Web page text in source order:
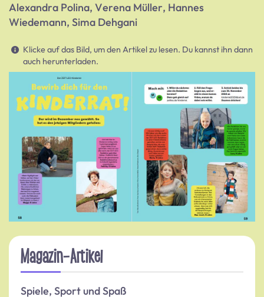
Alexandra Polina, Verena Müller, Hannes
Wiedemann, Sima Dehgani
Klicke auf das Bild, um den Artikel zu lesen. Du kannst ihn dann
auch herunterladen.
Magazin-Artikel
Spiele, Sport und Spaß